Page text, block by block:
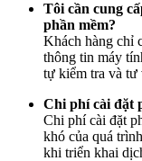
Tôi cần cung
phần mềm?
Khách hàng chỉ
thông tin máy
tự kiểm tra và tư
Chi phí cài đặt
Chi phí cài đặt
khó của quá
khi triển khai